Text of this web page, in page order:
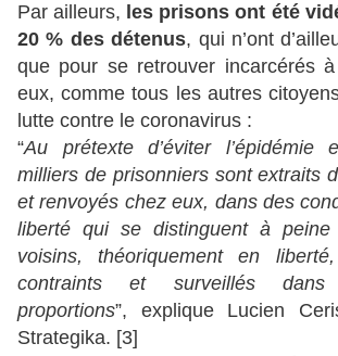
Par ailleurs, les prisons ont été
20 % des détenus, qui n’ont
que pour se retrouver incarcérés
eux, comme tous les autres
lutte contre le coronavirus :
“Au prétexte d’éviter l’épidémie
milliers de prisonniers sont extraits
et renvoyés chez eux, dans des
liberté qui se distinguent à
voisins, théoriquement en
contraints et surveillés
proportions”, explique Lucien
Strategika. [3]